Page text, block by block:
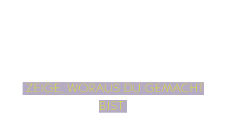
ZEIGE, WORAUS DU GEMACHT
BIST